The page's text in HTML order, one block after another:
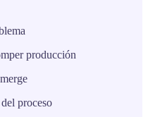
producción
proceso